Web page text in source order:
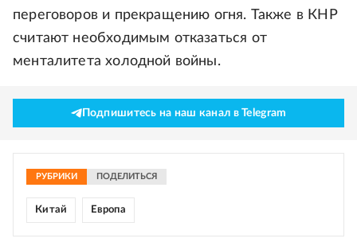
переговоров и прекращению огня. Также в КНР
считают необходимым отказаться от
менталитета холодной войны.
Подпишитесь на наш канал в Telegram
РУБРИКИ ПОДЕЛИТЬСЯ
Китай Европа